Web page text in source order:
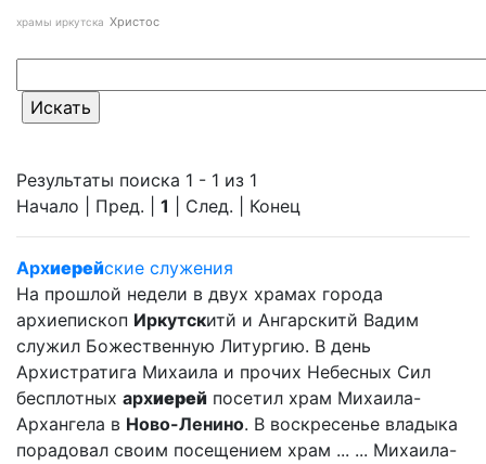
храмы иркутска Христос
Результаты поиска 1 - 1 из 1
Начало | Пред. | 1 | След. | Конец
Архиерейские служения
На прошлой недели в двух храмах города
архиепископ Иркутскитй и Ангарскитй Вадим
служил Божественную Литургию. В день
Архистратига Михаила и прочих Небесных Сил
бесплотных архиерей посетил храм Михаила-
Архангела в Ново-Ленино. В воскресенье владыка
порадовал своим посещением храм ... ... Михаила-